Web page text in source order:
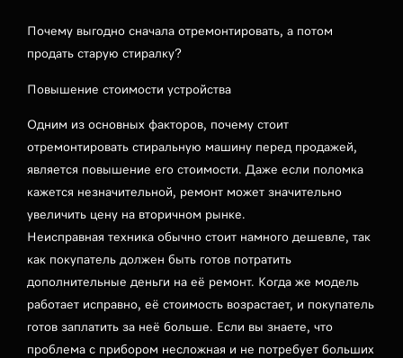
Почему выгодно сначала отремонтировать, а потом
продать старую стиралку?
Повышение стоимости устройства
Одним из основных факторов, почему стоит
отремонтировать стиральную машину перед продажей,
является повышение его стоимости. Даже если поломка
кажется незначительной, ремонт может значительно
увеличить цену на вторичном рынке.
Неисправная техника обычно стоит намного дешевле, так
как покупатель должен быть готов потратить
дополнительные деньги на её ремонт. Когда же модель
работает исправно, её стоимость возрастает, и покупатель
готов заплатить за неё больше. Если вы знаете, что
проблема с прибором несложная и не потребует больших